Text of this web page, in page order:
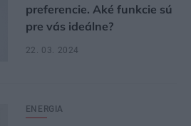
preferencie. Aké funkcie sú
pre vás ideálne?
22. 03. 2024
ENERGIA